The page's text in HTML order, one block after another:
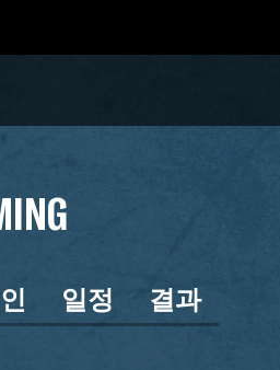
일정 결과